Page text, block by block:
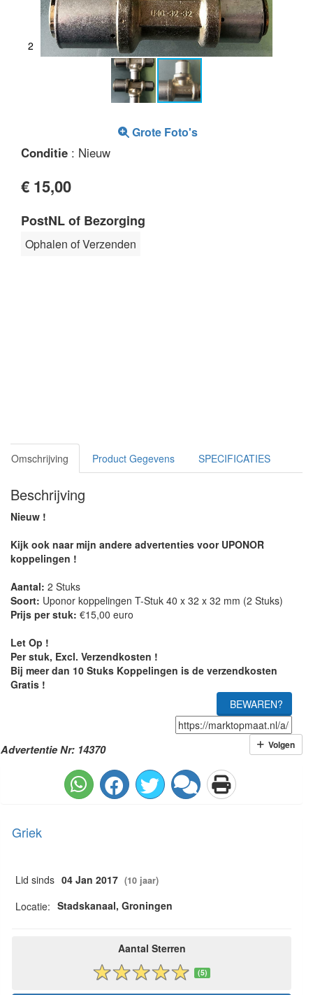
1
2
Grote Foto's
Conditie : Nieuw
€ 15,00
PostNL of Bezorging
Ophalen of Verzenden
Omschrijving Product Gegevens SPECIFICATIES
Beschrijving
Nieuw !
Kijk ook naar mijn andere advertenties voor UPONOR
koppelingen !
Aantal: 2 Stuks
Soort: Uponor koppelingen T-Stuk 40 x 32 x 32 mm (2 Stuks)
Prijs per stuk: €15,00 euro
Let Op !
Per stuk, Excl. Verzendkosten !
Bij meer dan 10 Stuks Koppelingen is de verzendkosten
Gratis !
BEWAREN?
Advertentie Nr: 14370 Volgen
Griek
Lid sinds 04 Jan 2017 (10 jaar)
Locatie: Stadskanaal, Groningen
Aantal Sterren
(5)